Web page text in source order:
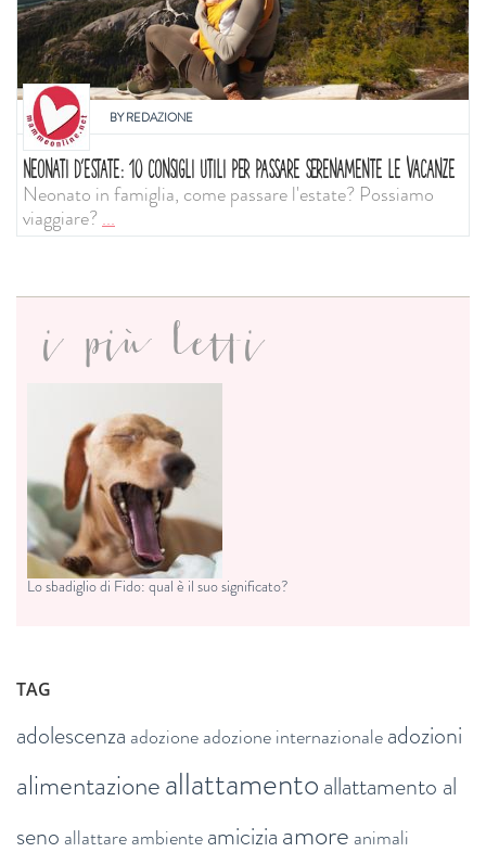
BYREDAZIONE
NEONATI D'ESTATE: 10 CONSIGLI UTILI PER PASSARE SERENAMENTE LE VACANZE
Neonato in famiglia, come passare l'estate? Possiamo
viaggiare?...
i più letti
Lo sbadiglio di Fido: qual è il suo significato?
TAG
adolescenza adozioneadozione internazionaleadozioni
alimentazioneallattamentoallattamento al
seno allattareambienteamiciziaamore animali